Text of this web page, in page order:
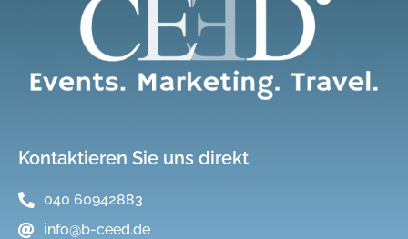
Kontaktieren Sie uns direkt
040 60942883
info@b-ceed.de